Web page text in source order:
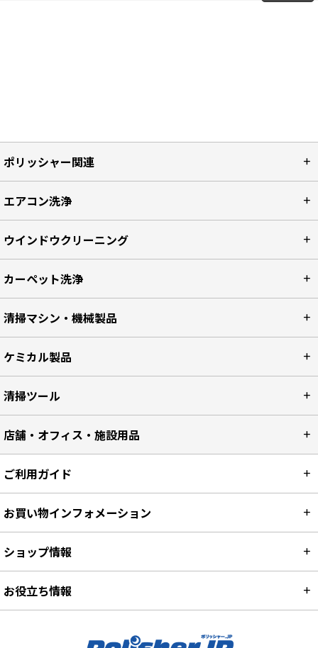
ポリッシャー関連
エアコン洗浄
ウインドウクリーニング
カーペット洗浄
清掃マシン・機械製品
ケミカル製品
清掃ツール
店舗・オフィス・施設用品
ご利用ガイド
お買い物インフォメーション
ショップ情報
お役立ち情報